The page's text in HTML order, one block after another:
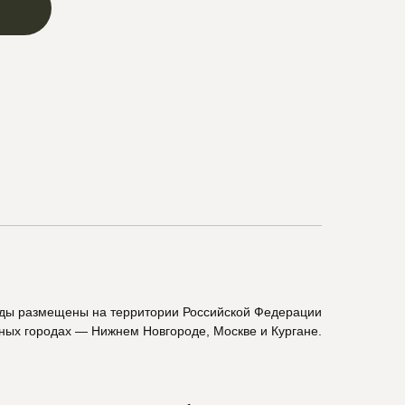
размещены на территории Российской Федерации
городах — Нижнем Новгороде, Москве и Кургане.